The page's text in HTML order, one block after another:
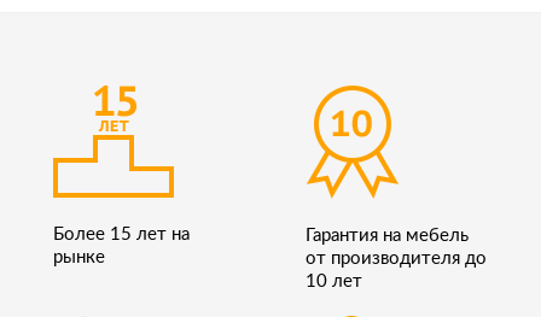
Более 15 лет на
рынке
Гарантия на мебель
от производителя до
10 лет